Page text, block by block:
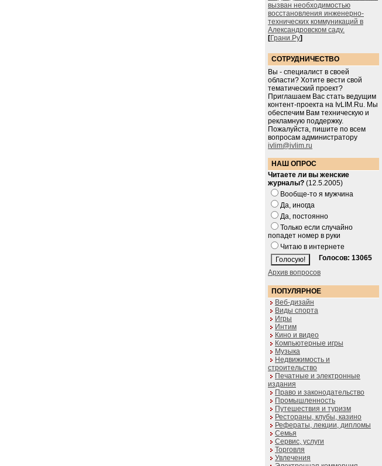
вызван необходимостью
восстановления инженерно-
технических коммуникаций в
Александровском саду.
[Грани.Ру]
СОТРУДНИЧЕСТВО
Вы - специалист в своей
области? Хотите вести свой
тематический проект?
Приглашаем Вас стать ведущим
контент-проекта на IvLIM.Ru. Мы
обеспечим Вам техническую и
рекламную поддержку.
Пожалуйста, пишите по всем
вопросам администратору
ivlim@ivlim.ru
НАШ ОПРОС
Читаете ли вы женские
журналы? (12.5.2005)
Вообще-то я мужчина
Да, иногда
Да, постоянно
Только если случайно
попадет номер в руки
Читаю в интернете
Голосов: 13065
Архив вопросов
ПОПУЛЯРНОЕ
Веб-дизайн
Виды спорта
Игры
Интим
Кино и видео
Компьютерные игры
Музыка
Недвижимость и
строительство
Печатные и электронные
издания
Право и законодательство
Промышленность
Путешествия и туризм
Рестораны, клубы, казино
Рефераты, лекции, дипломы
Семья
Сервис, услуги
Торговля
Увлечения